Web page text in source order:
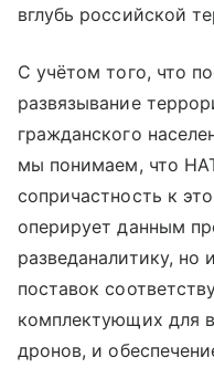
вглубь российской
С учётом того, что
развязывание
гражданского
мы понимаем, что
сопричастность к
оперирует данным
разведаналитику, но
поставок
комплектующих для
дронов, и